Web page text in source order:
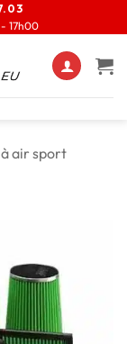
17h00
air sport